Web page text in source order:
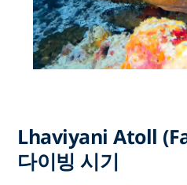
Lhaviyani Atoll
다이빙 시기